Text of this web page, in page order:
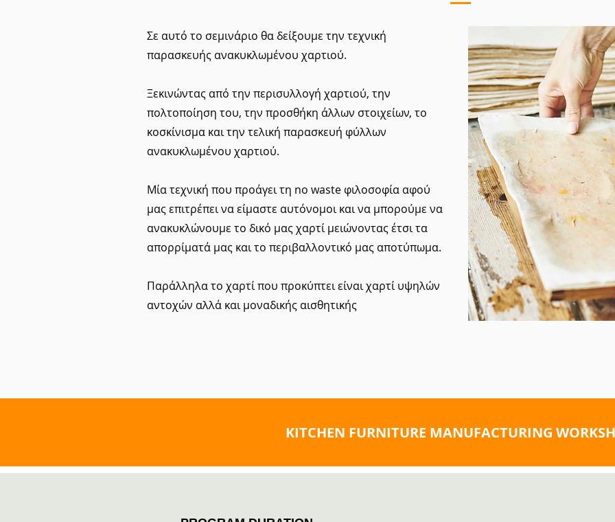
Σε αυτό το σεμινάριο θα δείξουμε την τεχνική
παρασκευής ανακυκλωμένου χαρτιού.
Ξεκινώντας από την περισυλλογή χαρτιού, την
πολτοποίηση του, την προσθήκη άλλων στοιχείων, το
κοσκίνισμα και την τελική παρασκευή φύλλων
ανακυκλωμένου χαρτιού.
Μία τεχνική που προάγει τη no waste φιλοσοφία αφού
μας επιτρέπει να είμαστε αυτόνομοι και να μπορούμε να
ανακυκλώνουμε το δικό μας χαρτί μειώνοντας έτσι τα
απορρίματά μας και το περιβαλλοντικό μας αποτύπωμα.
Παράλληλα το χαρτί που προκύπτει είναι χαρτί υψηλών
αντοχών αλλά και μοναδικής αισθητικής
KITCHEN FURNITURE MANUFACTURING